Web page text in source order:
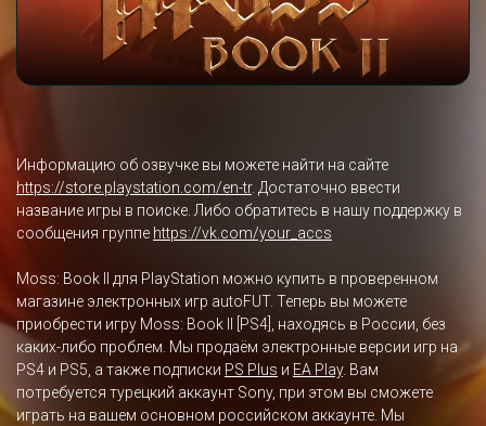
Информацию об озвучке вы можете найти на сайте
https://store.playstation.com/en-tr. Достаточно ввести
название игры в поиске. Либо обратитесь в нашу поддержку в
сообщения группе https://vk.com/your_accs
Moss: Book II для PlayStation можно купить в проверенном
магазине электронных игр autoFUT. Теперь вы можете
приобрести игру Moss: Book II [PS4], находясь в России, без
каких-либо проблем. Мы продаём электронные версии игр на
PS4 и PS5, а также подписки PS Plus и EA Play. Вам
потребуется турецкий аккаунт Sony, при этом вы сможете
играть на вашем основном российском аккаунте. Мы